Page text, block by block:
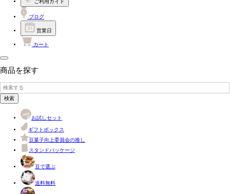
ブログ
営業日
カート
商品を探す
検索
お試しセット
ギフトボックス
豆菓子向上委員会の推し
スタンドパッケージ
豆で選ぶ
送料無料